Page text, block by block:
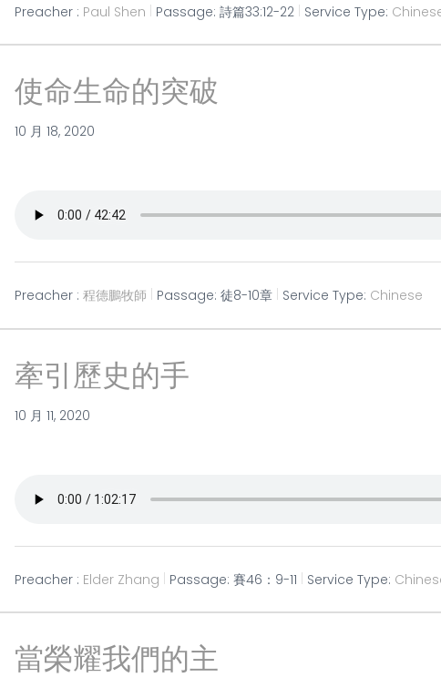
Preacher : Paul Shen Passage: 詩篇33:12-22 Service Type:
使命生命的突破
10 月 18, 2020
Preacher : 程德鵬牧師 Passage: 徒8-10章 Service Type: Chinese
牽引歷史的手
10 月 11, 2020
Preacher : Elder Zhang Passage: 賽46：9-11 Service Type:
當榮耀我們的主